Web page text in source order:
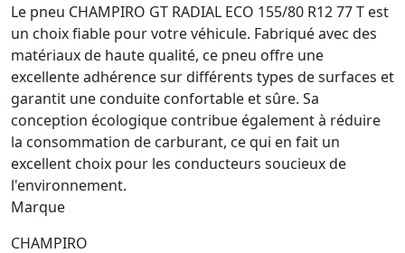
Le pneu CHAMPIRO GT RADIAL ECO 155/80 R12 77 T est
un choix fiable pour votre véhicule. Fabriqué avec des
matériaux de haute qualité, ce pneu offre une
excellente adhérence sur différents types de surfaces et
garantit une conduite confortable et sûre. Sa
conception écologique contribue également à réduire
la consommation de carburant, ce qui en fait un
excellent choix pour les conducteurs soucieux de
l'environnement.
Marque
CHAMPIRO